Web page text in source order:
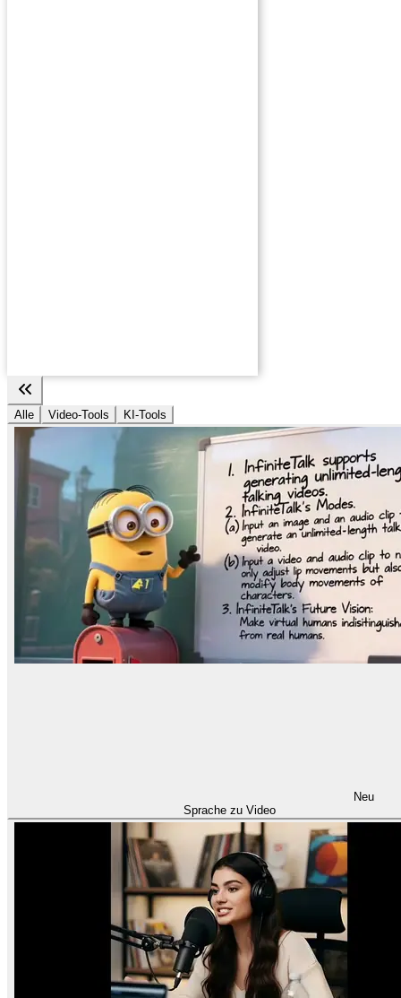
Alle Video-Tools KI-Tools
Neu
Sprache zu Video